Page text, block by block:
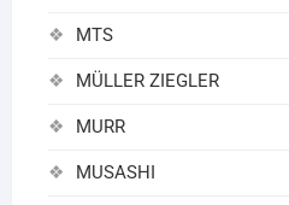
MTS
MÜLLER ZIEGLER
MURR
MUSASHI